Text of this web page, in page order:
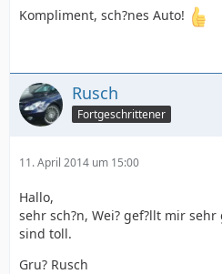
Kompliment, sch?nes Auto!
Rusch
Fortgeschrittener
11. April 2014 um 15:00
Hallo,
sehr sch?n, Wei? gef?llt mir
sind toll.
Gru? Rusch